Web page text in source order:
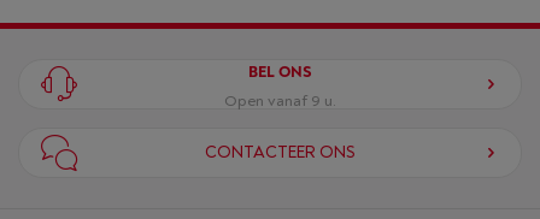
BEL ONS
Open vanaf 9 u.
CONTACTEER ONS